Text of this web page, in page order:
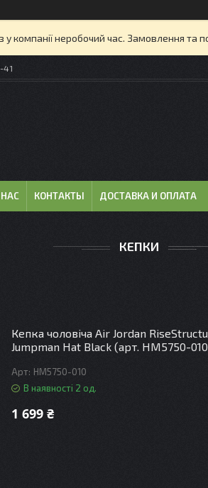
у компанії неробочий час. Замовлення та
41
КОНТАКТЫ ДОСТАВКА И ОПЛАТА
КЕПКИ
Кепка чоловіча Air Jordan
Jumpman Hat Black (арт. HM5750-
HM5750-010
В наявності 2 од.
1 699 ₴